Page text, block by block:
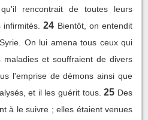
rencontrait de toutes leurs
24 Bientôt, on entendit
On lui amena tous ceux qui
et souffraient de divers
l'emprise de démons ainsi que
et il les guérit tous. 25 Des
à le suivre ; elles étaient venues